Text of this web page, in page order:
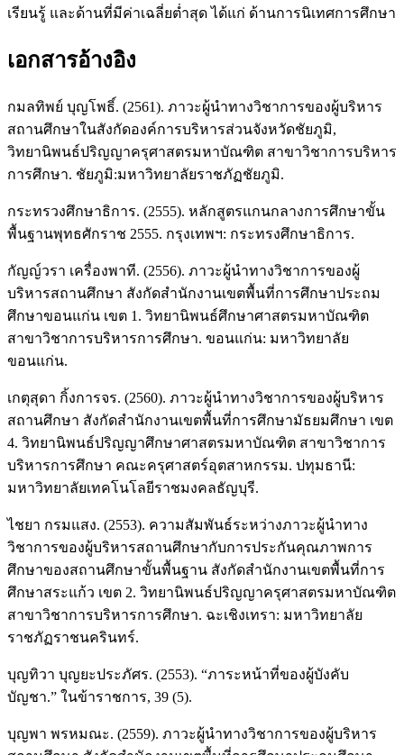
เรียนรู้ และด้านที่มีค่าเฉลี่ยต่ำสุด ได้แก่ ด้านการนิเทศการศึกษา
เอกสารอ้างอิง
กมลทิพย์ บุญโพธิ์. (2561). ภาวะผู้นำทางวิชาการของผู้บริหาร
สถานศึกษาในสังกัดองค์การบริหารส่วนจังหวัดชัยภูมิ,
วิทยานิพนธ์ปริญญาครุศาสตรมหาบัณฑิต สาขาวิชาการบริหาร
การศึกษา. ชัยภูมิ:มหาวิทยาลัยราชภัฏชัยภูมิ.
กระทรวงศึกษาธิการ. (2555). หลักสูตรแกนกลางการศึกษาขั้น
พื้นฐานพุทธศักราช 2555. กรุงเทพฯ: กระทรงศึกษาธิการ.
กัญญ์วรา เครื่องพาที. (2556). ภาวะผู้นำทางวิชาการของผู้
บริหารสถานศึกษา สังกัดสำนักงานเขตพื้นที่การศึกษาประถม
ศึกษาขอนแก่น เขต 1. วิทยานิพนธ์ศึกษาศาสตรมหาบัณฑิต
สาขาวิชาการบริหารการศึกษา. ขอนแก่น: มหาวิทยาลัย
ขอนแก่น.
เกตุสุดา กิ้งการจร. (2560). ภาวะผู้นำทางวิชาการของผู้บริหาร
สถานศึกษา สังกัดสำนักงานเขตพื้นที่การศึกษามัธยมศึกษา เขต
4. วิทยานิพนธ์ปริญญาศึกษาศาสตรมหาบัณฑิต สาขาวิชาการ
บริหารการศึกษา คณะครุศาสตร์อุตสาหกรรม. ปทุมธานี:
มหาวิทยาลัยเทคโนโลยีราชมงคลธัญบุรี.
ไชยา กรมแสง. (2553). ความสัมพันธ์ระหว่างภาวะผู้นำทาง
วิชาการของผู้บริหารสถานศึกษากับการประกันคุณภาพการ
ศึกษาของสถานศึกษาขั้นพื้นฐาน สังกัดสำนักงานเขตพื้นที่การ
ศึกษาสระแก้ว เขต 2. วิทยานิพนธ์ปริญญาครุศาสตรมหาบัณฑิต
สาขาวิชาการบริหารการศึกษา. ฉะเชิงเทรา: มหาวิทยาลัย
ราชภัฏราชนครินทร์.
บุญทิวา บุญยะประภัศร. (2553). “ภาระหน้าที่ของผู้บังคับ
บัญชา.” ในข้าราชการ, 39 (5).
บุญพา พรหมณะ. (2559). ภาวะผู้นำทางวิชาการของผู้บริหาร